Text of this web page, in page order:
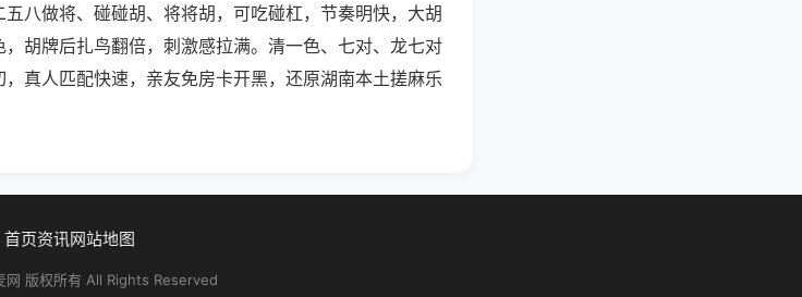
八做将、碰碰胡、将将胡，可吃碰杠，节奏明快，大胡
胡牌后扎鸟翻倍，刺激感拉满。清一色、七对、龙七对
真人匹配快速，亲友免房卡开黑，还原湖南本土搓麻乐
首页资讯网站地图
版权所有 All Rights Reserved